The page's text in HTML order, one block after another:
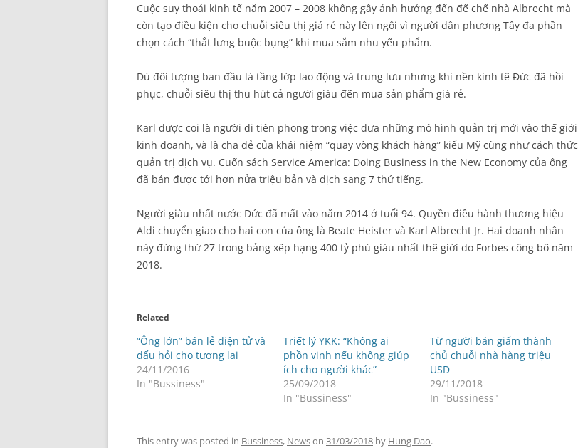
Cuộc suy thoái kinh tế năm 2007 – 2008 không gây ảnh hưởng đến đế chế nhà Albrecht mà
còn tạo điều kiện cho chuỗi siêu thị giá rẻ này lên ngôi vì người dân phương Tây đa phần
chọn cách “thắt lưng buộc bụng” khi mua sắm nhu yếu phẩm.
Dù đối tượng ban đầu là tầng lớp lao động và trung lưu nhưng khi nền kinh tế Đức đã hồi
phục, chuỗi siêu thị thu hút cả người giàu đến mua sản phẩm giá rẻ.
Karl được coi là người đi tiên phong trong việc đưa những mô hình quản trị mới vào thế giới
kinh doanh, và là cha đẻ của khái niệm “quay vòng khách hàng” kiểu Mỹ cũng như cách thức
quản trị dịch vụ. Cuốn sách Service America: Doing Business in the New Economy của ông
đã bán được tới hơn nửa triệu bản và dịch sang 7 thứ tiếng.
Người giàu nhất nước Đức đã mất vào năm 2014 ở tuổi 94. Quyền điều hành thương hiệu
Aldi chuyển giao cho hai con của ông là Beate Heister và Karl Albrecht Jr. Hai doanh nhân
này đứng thứ 27 trong bảng xếp hạng 400 tỷ phú giàu nhất thế giới do Forbes công bố năm
2018.
Related
“Ông lớn” bán lẻ điện tử và
dấu hỏi cho tương lai
24/11/2016
In "Bussiness"
Triết lý YKK: “Không ai
phồn vinh nếu không giúp
ích cho người khác”
25/09/2018
In "Bussiness"
Từ người bán giấm thành
chủ chuỗi nhà hàng triệu
USD
29/11/2018
In "Bussiness"
This entry was posted in Bussiness, Newson 31/03/2018 by Hung Dao.